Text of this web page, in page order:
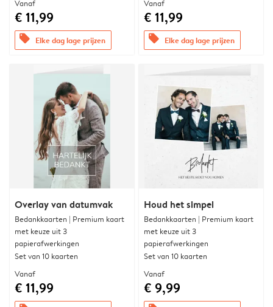
Vanaf
€ 11,99
offers Elke dag lage prijzen
Vanaf
€ 11,99
offers Elke dag lage prijzen
Overlay van datumvak
Bedankkaarten | Premium kaart
met keuze uit 3
papierafwerkingen
Set van 10 kaarten
Vanaf
€ 11,99
Houd het simpel
Bedankkaarten | Premium kaart
met keuze uit 3
papierafwerkingen
Set van 10 kaarten
Vanaf
€ 9,99